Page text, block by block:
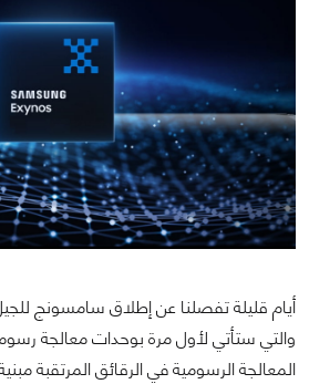
أيام قليلة تفصلنا عن إطلاق سامسونج